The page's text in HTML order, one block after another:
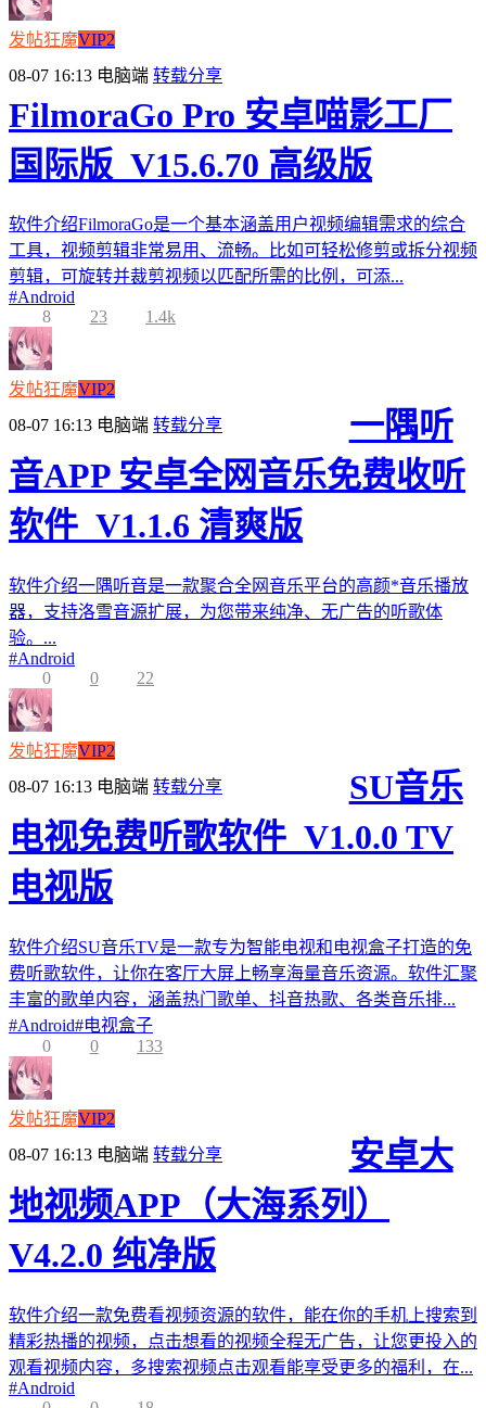
发帖狂魔VIP2
08-07 16:13 电脑端 转载分享
FilmoraGo Pro 安卓喵影工厂
国际版_V15.6.70 高级版
软件介绍FilmoraGo是一个基本涵盖用户视频编辑需求的综合
工具，视频剪辑非常易用、流畅。比如可轻松修剪或拆分视频
剪辑，可旋转并裁剪视频以匹配所需的比例，可添...
#Android
8
23 1.4k
发帖狂魔VIP2
08-07 16:13 电脑端 转载分享
一隅听
音APP 安卓全网音乐免费收听
软件_V1.1.6 清爽版
软件介绍一隅听音是一款聚合全网音乐平台的高颜*音乐播放
器，支持洛雪音源扩展，为您带来纯净、无广告的听歌体
验。...
#Android
0
0 22
发帖狂魔VIP2
08-07 16:13 电脑端 转载分享
SU音乐
电视免费听歌软件_V1.0.0 TV
电视版
软件介绍SU音乐TV是一款专为智能电视和电视盒子打造的免
费听歌软件，让你在客厅大屏上畅享海量音乐资源。软件汇聚
丰富的歌单内容，涵盖热门歌单、抖音热歌、各类音乐排...
#Android#电视盒子
0
0 133
发帖狂魔VIP2
08-07 16:13 电脑端 转载分享
安卓大
地视频APP（大海系列）
V4.2.0 纯净版
软件介绍一款免费看视频资源的软件，能在你的手机上搜索到
精彩热播的视频，点击想看的视频全程无广告，让您更投入的
观看视频内容，多搜索视频点击观看能享受更多的福利，在...
#Android